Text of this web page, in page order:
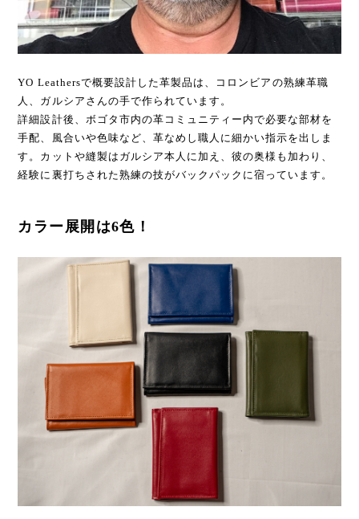
YO Leathersで概要設計した革製品は、コロンビアの熟練革職
人、ガルシアさんの手で作られています。
詳細設計後、ボゴタ市内の革コミュニティー内で必要な部材を
手配、風合いや色味など、革なめし職人に細かい指示を出しま
す。カットや縫製はガルシア本人に加え、彼の奥様も加わり、
経験に裏打ちされた熟練の技がバックパックに宿っています。
カラー展開は6色！